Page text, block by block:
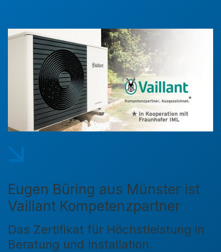
Eugen Büring aus Münster ist
Vaillant Kompetenzpartner
Das Zertifikat für Höchstleistung in
Beratung und Installation.